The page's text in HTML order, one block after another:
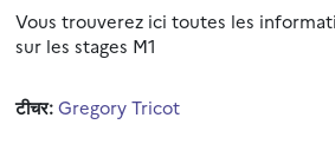
Vous trouverez ici toutes les
sur les stages M1
टीचर:Gregory Tricot